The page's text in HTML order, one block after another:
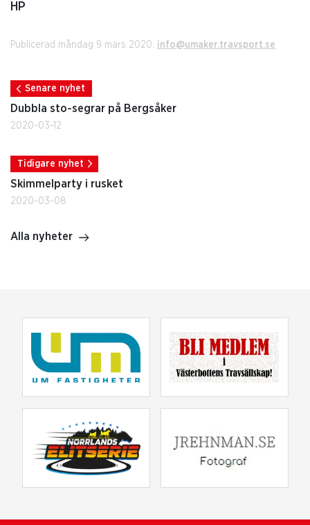
HP
Publicerad måndag 9 mars 2020. info@umaker.travsport.se
Senare nyhet
Dubbla sto-segrar på Bergsåker
2020-03-12
Tidigare nyhet
Skimmelparty i rusket
2020-03-08
Alla nyheter